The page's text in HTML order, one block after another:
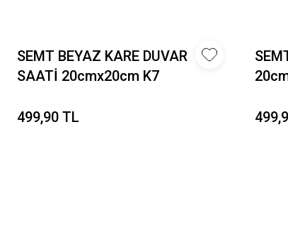
SEMT BEYAZ KARE DUVAR
SAATİ 20cmx20cm K7
499,90 TL